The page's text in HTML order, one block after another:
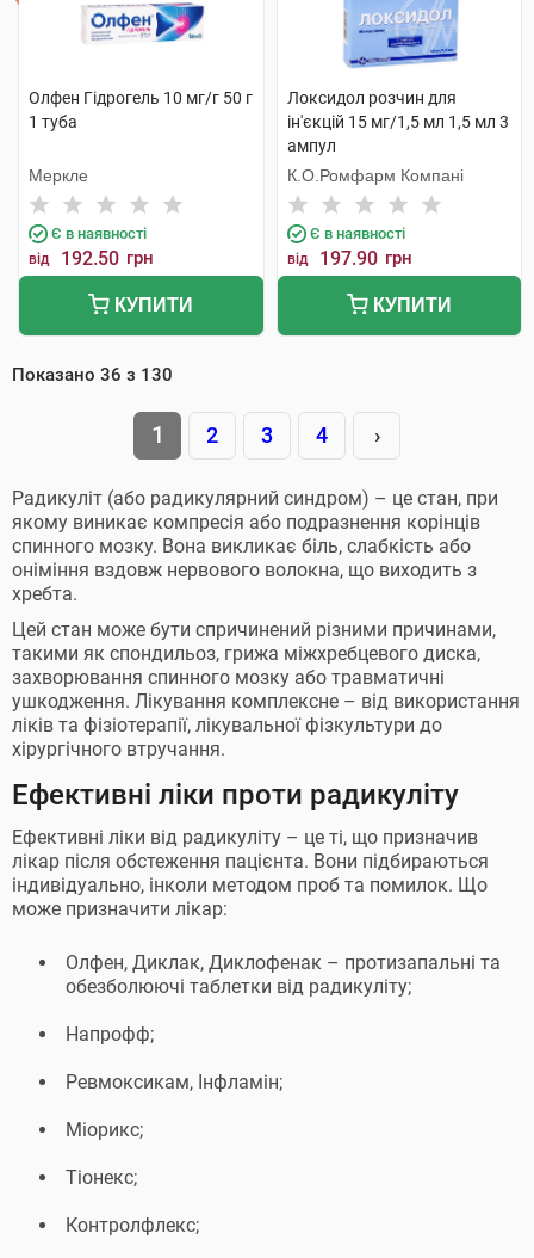
Олфен Гідрогель 10 мг/г 50 г
1 туба
Меркле
Є в наявності
від 192.50 грн
КУПИТИ
Локсидол розчин для
ін'єкцій 15 мг/1,5 мл 1,5 мл 3
ампул
К.О.Ромфарм Компані
Є в наявності
від 197.90 грн
КУПИТИ
Показано 36 з 130
1 2 3 4 ›
Радикуліт (або радикулярний синдром) – це стан, при
якому виникає компресія або подразнення корінців
спинного мозку. Вона викликає біль, слабкість або
оніміння вздовж нервового волокна, що виходить з
хребта.
Цей стан може бути спричинений різними причинами,
такими як спондильоз, грижа міжхребцевого диска,
захворювання спинного мозку або травматичні
ушкодження. Лікування комплексне – від використання
ліків та фізіотерапії, лікувальної фізкультури до
хірургічного втручання.
Ефективні ліки проти радикуліту
Ефективні ліки від радикуліту – це ті, що призначив
лікар після обстеження пацієнта. Вони підбираються
індивідуально, інколи методом проб та помилок. Що
може призначити лікар:
Олфен, Диклак, Диклофенак – протизапальні та
обезболюючі таблетки від радикуліту;
Напрофф;
Ревмоксикам, Інфламін;
Міорикс;
Тіонекс;
Контролфлекс;